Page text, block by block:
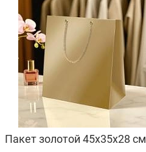
Пакет золотой 45х35х28 см